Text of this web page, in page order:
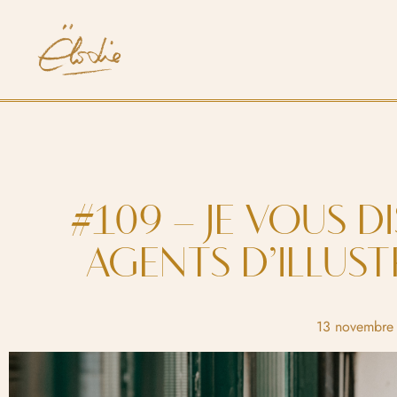
#109 – JE VOUS
AGENTS
13